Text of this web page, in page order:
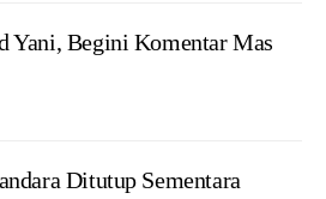
Yani, Begini Komentar Mas
Ditutup Sementara